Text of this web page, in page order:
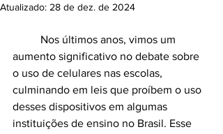
Atualizado: 28 de dez. de 2024
aumento significativo no debate sobre
o uso de celulares nas escolas,
culminando em leis que proíbem o uso
desses dispositivos em algumas
instituições de ensino no Brasil. Esse